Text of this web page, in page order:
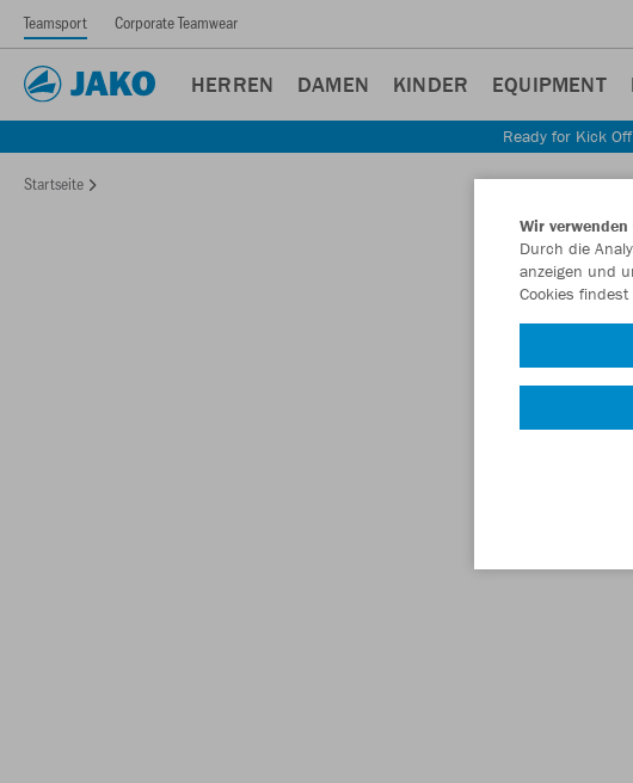
Teamsport Corporate Teamwear
HERREN DAMEN KINDER EQUIPMENT
Ready for Kick
Startseite
Wir
Durch die
anzeigen und
Cookies